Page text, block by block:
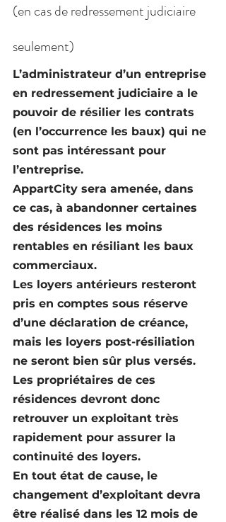
(en cas de redressement judiciaire
seulement)
L’administrateur d’un entreprise
en redressement judiciaire a le
pouvoir de résilier les contrats
(en l’occurrence les baux) qui ne
sont pas intéressant pour
l’entreprise.
AppartCity sera amenée, dans
ce cas, à abandonner certaines
des résidences les moins
rentables en résiliant les baux
commerciaux.
Les loyers antérieurs resteront
pris en comptes sous réserve
d’une déclaration de créance,
mais les loyers post-résiliation
ne seront bien sûr plus versés.
Les propriétaires de ces
résidences devront donc
retrouver un exploitant très
rapidement pour assurer la
continuité des loyers.
En tout état de cause, le
changement d’exploitant devra
être réalisé dans les 12 mois de